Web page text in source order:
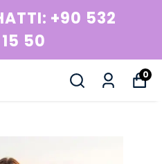
WHATSAPP HATTI:
0